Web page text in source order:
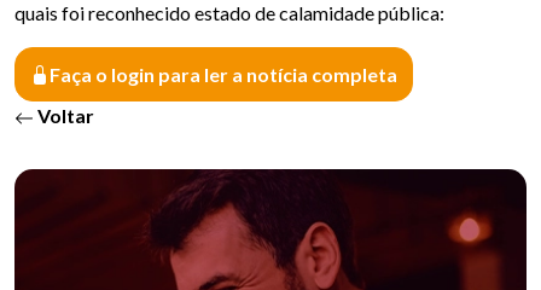
quais foi reconhecido estado de calamidade pública:
Faça o login para ler a notícia completa
Voltar